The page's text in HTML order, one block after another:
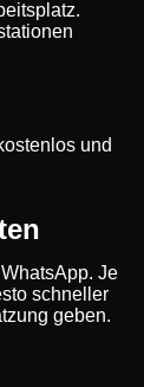
und
Je
schneller
geben.